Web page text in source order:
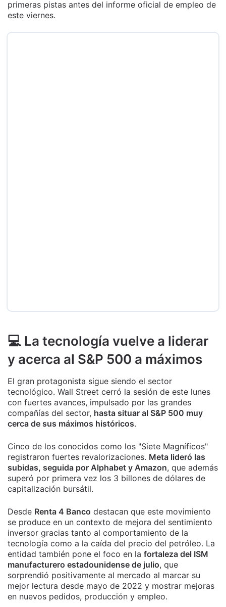
primeras pistas antes del informe oficial de empleo de
este viernes.
💻 La tecnología vuelve a liderar
y acerca al S&P 500 a máximos
El gran protagonista sigue siendo el sector
tecnológico. Wall Street cerró la sesión de este lunes
con fuertes avances, impulsado por las grandes
compañías del sector, hasta situar al S&P 500 muy
cerca de sus máximos históricos.
Cinco de los conocidos como los "Siete Magníficos"
registraron fuertes revalorizaciones. Meta lideró las
subidas, seguida por Alphabet y Amazon, que además
superó por primera vez los 3 billones de dólares de
capitalización bursátil.
Desde Renta 4 Banco destacan que este movimiento
se produce en un contexto de mejora del sentimiento
inversor gracias tanto al comportamiento de la
tecnología como a la caída del precio del petróleo. La
entidad también pone el foco en la fortaleza del ISM
manufacturero estadounidense de julio, que
sorprendió positivamente al mercado al marcar su
mejor lectura desde mayo de 2022 y mostrar mejoras
en nuevos pedidos, producción y empleo.